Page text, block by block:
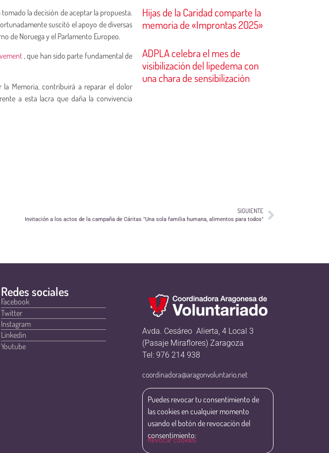
la decisión de aceptar la propuesta.
suscitó el apoyo de diversas
de Noruega y el Parlamento Europeo.
, que han sido parte fundamental de
Memoria, contribuirá a reparar el dolor
a esta lacra que daña la convivencia
Hijas de la Caridad comparte la
memoria de «Improntas 2025»
ADPLA celebra el mes de
visibilización del lipedema con
una chara de sensibilización
SIGUIENTE
Invitación a los actos de la campaña de Cáritas "Una sola familia humana, alimentos para todos"
Redes sociales
Facebook
Twitter
Instagram
Linkedin
Youtube
Avda. Cesáreo Alierta, 4 Local 3
(Pasaje Miraflores) Zaragoza
Tel: 976 214 938
coordinadora@aragonvoluntario.net
Puedes revocar tu consentimiento de
las cookies en cualquier momento
usando el botón de revocación del
consentimiento:
Revocar cookies